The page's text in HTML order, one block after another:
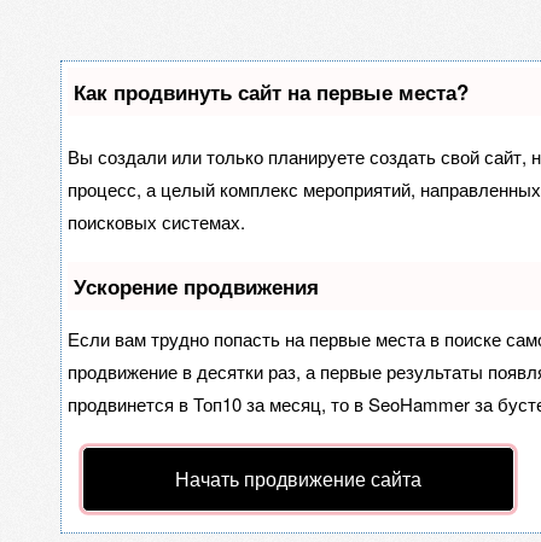
Как продвинуть сайт на первые места?
Вы создали или только планируете создать свой сайт,
процесс, а целый комплекс мероприятий,
поисковых системах.
Ускорение продвижения
Если вам трудно попасть на первые места в поиске
продвижение в десятки раз, а первые результаты
продвинется в Топ10 за месяц, то вSeoHammerза
Начать продвижение сайта